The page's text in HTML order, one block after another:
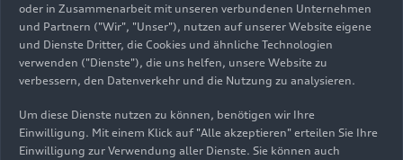
Elektronikarchitektur sukzessive in allen
zukünftigen Fahrzeugmodellen ein.
Digitales Nervensystem
mit hoher
Rechenperformance
oder in Zusammenarbeit mit unseren verbundenen Unternehmen
und Partnern ("Wir", "Unser"), nutzen auf unserer Website eigene
und Dienste Dritter, die Cookies und ähnliche Technologien
verwenden ("Dienste"), die uns helfen, unsere Website zu
verbessern, den Datenverkehr und die Nutzung zu analysieren.
Um diese Dienste nutzen zu können, benötigen wir Ihre
Einwilligung. Mit einem Klick auf "Alle akzeptieren" erteilen Sie Ihre
Einwilligung zur Verwendung aller Dienste. Sie können auch